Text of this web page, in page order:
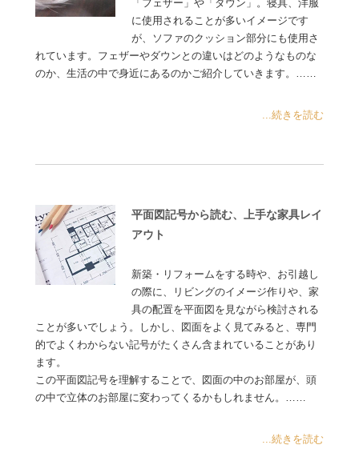
「フェザー」や「ダウン」。寝具、洋服
に使用されることが多いイメージです
が、ソファのクッション部分にも使用さ
れています。フェザーやダウンとの違いはどのようなものな
のか、生活の中で身近にあるのかご紹介していきます。……
...続きを読む
平面図記号から読む、上手な家具レイ
アウト
新築・リフォームをする時や、お引越し
の際に、リビングのイメージ作りや、家
具の配置を平面図を見ながら検討される
ことが多いでしょう。しかし、図面をよく見てみると、専門
的でよくわからない記号がたくさん含まれていることがあり
ます。
この平面図記号を理解することで、図面の中のお部屋が、頭
の中で立体のお部屋に変わってくるかもしれません。……
...続きを読む